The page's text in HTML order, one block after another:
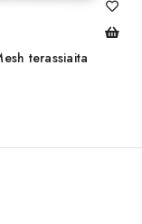
terassiaita